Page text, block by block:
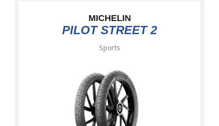
MICHELIN
PILOT STREET 2
Sports